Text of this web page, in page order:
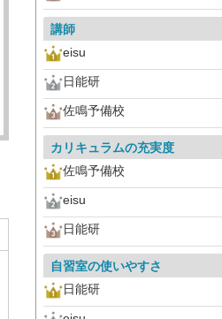
講師
eisu
日能研
佐鳴予備校
カリキュラムの充実度
佐鳴予備校
eisu
日能研
自習室の使いやすさ
日能研